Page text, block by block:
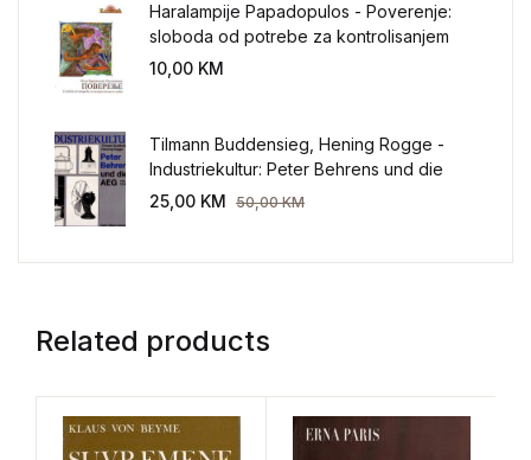
Haralampije Papadopulos - Poverenje:
sloboda od potrebe za kontrolisanjem
sveta
10,00 KM
Tilmann Buddensieg, Hening Rogge -
Industriekultur: Peter Behrens und die
AEG 1907-1914.
25,00 KM 50,00KM
Related products